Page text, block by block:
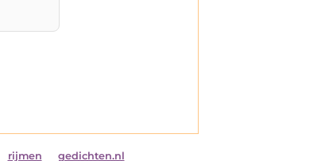
rijmen gedichten.nl